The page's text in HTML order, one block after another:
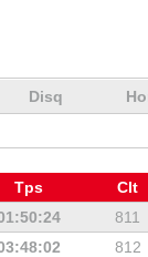
Disq
Tps Clt
811
812